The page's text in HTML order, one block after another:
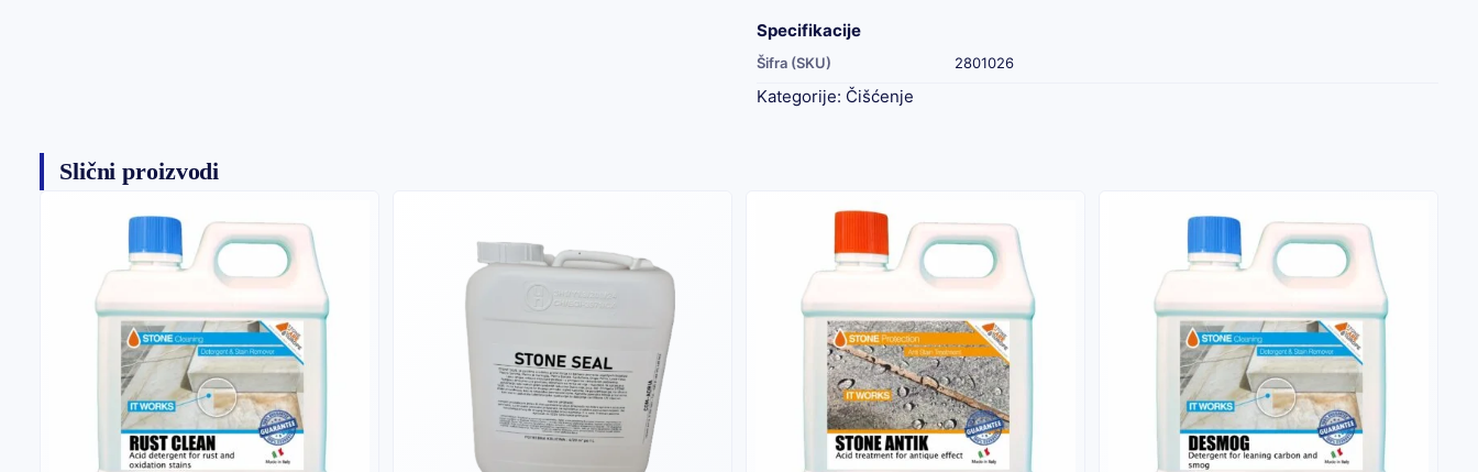
Specifikacije
Šifra (SKU) 2801026
Kategorije: Čišćenje
Slični proizvodi